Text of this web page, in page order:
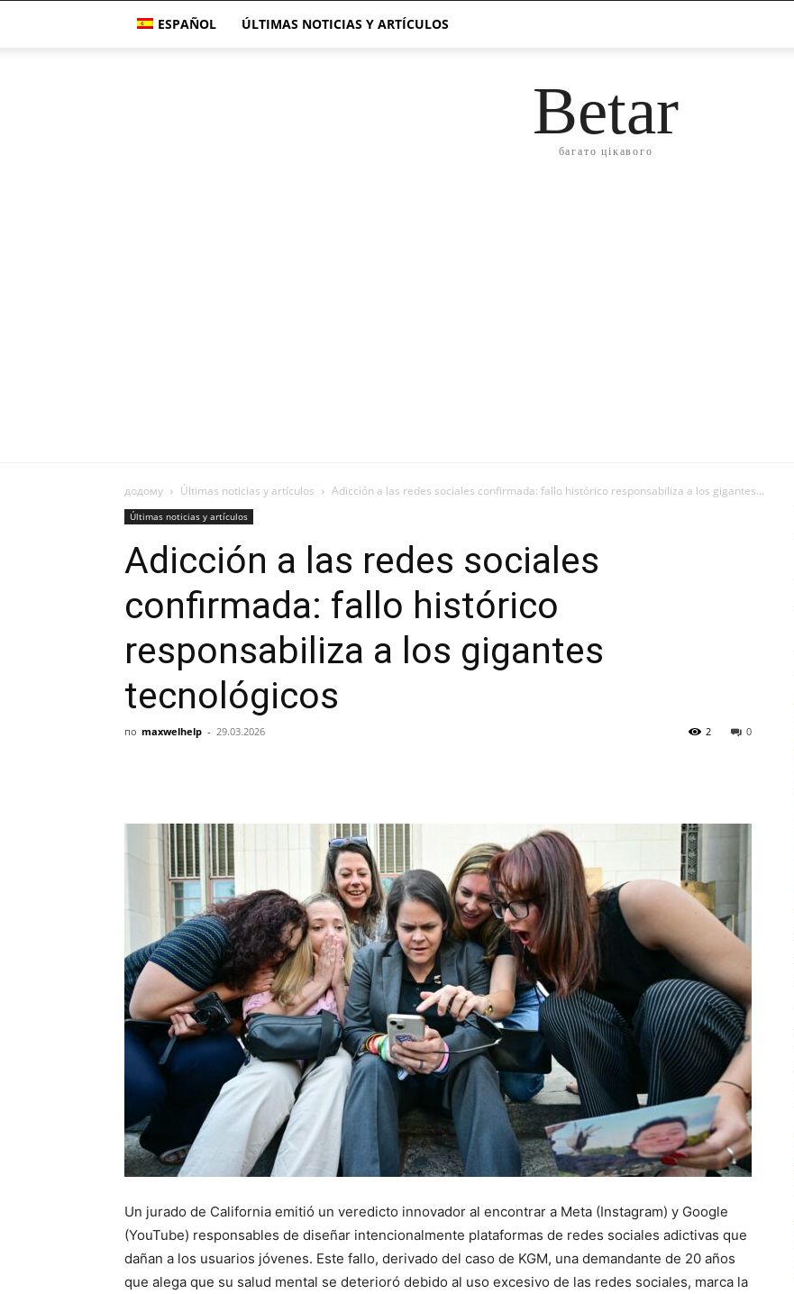
ESPAÑOL ÚLTIMAS NOTICIAS Y ARTÍCULOS
Betar
багато цікавого
додому Últimas noticias y artículos Adicción a las redes sociales confirmada: fallo histórico responsabiliza a los gigantes...
Últimas noticias y artículos
Adicción a las redes sociales
confirmada: fallo histórico
responsabiliza a los gigantes
tecnológicos
по maxwelhelp - 29.03.2026 0
2
Un jurado de California emitió un veredicto innovador al encontrar a Meta (Instagram) y Google
(YouTube) responsables de diseñar intencionalmente plataformas de redes sociales adictivas que
dañan a los usuarios jóvenes. Este fallo, derivado del caso de KGM, una demandante de 20 años
que alega que su salud mental se deterioró debido al uso excesivo de las redes sociales, marca la